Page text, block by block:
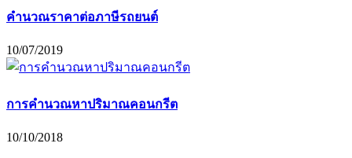
คำนวณราคาต่อภาษีรถยนต์
10/07/2019
การคำนวณหาปริมาณคอนกรีต
10/10/2018